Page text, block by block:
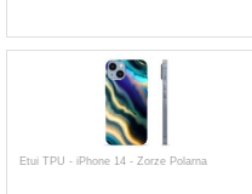
Etui TPU - iPhone 14 - Zorze Polarna